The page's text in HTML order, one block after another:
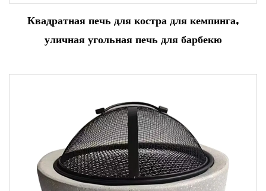
Квадратная печь для костра для кемпинга,
уличная угольная печь для барбекю